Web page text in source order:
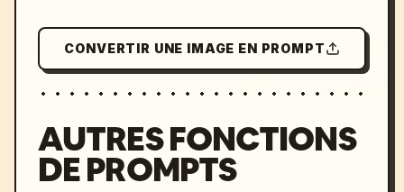
CONVERTIR UNE IMAGE EN PROMPT
AUTRES FONCTIONS
DE PROMPTS